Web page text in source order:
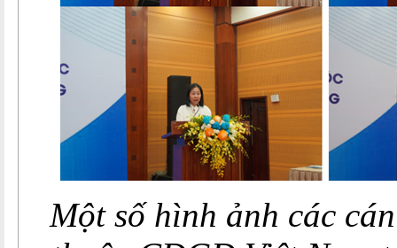
Một số hình ảnh các